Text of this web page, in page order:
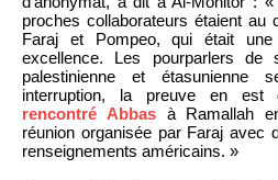
proches collaborateurs étaient au
Faraj et Pompeo, qui était
excellence. Les pourparlers de
palestinienne et étasunienne
interruption, la preuve en est
rencontré Abbasà Ramallah
réunion organisée par Faraj avec
renseignements américains. »